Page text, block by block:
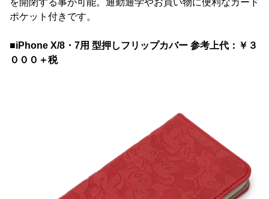
を開閉する事が可能。通勤通学やお買い物に便利なカード
ポケット付きです。
■iPhone X/8・7用 型押しフリップカバー 参考上代：￥３
０００＋税